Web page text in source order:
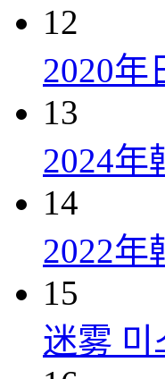
12
2020年
13
2024年
14
2022年
15
迷雾 미